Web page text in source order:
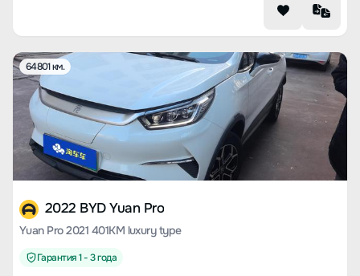
64801 км.
2022 BYD Yuan Pro
Yuan Pro 2021 401KM luxury type
Гарантия 1 - 3 года